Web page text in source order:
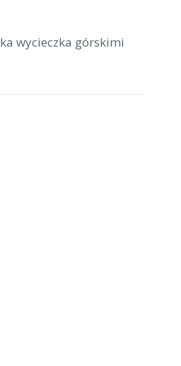
wycieczka górskimi